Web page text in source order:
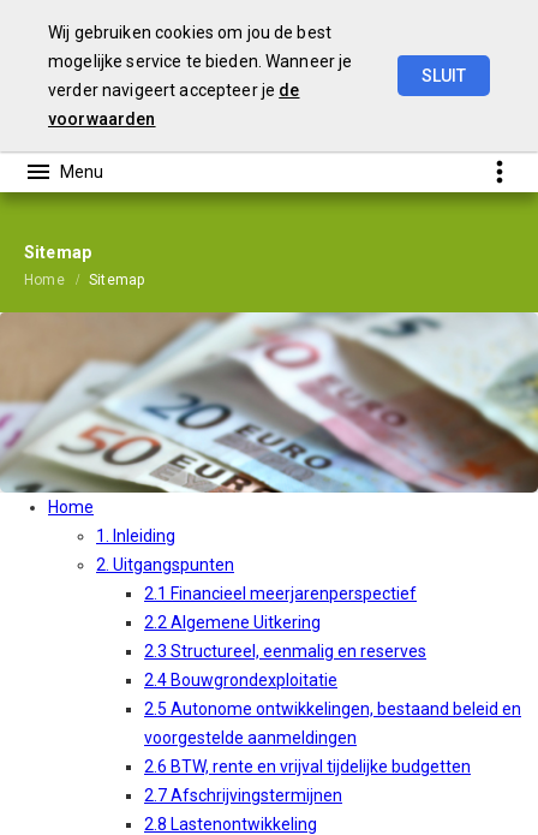
Wij gebruiken cookies om jou de best
mogelijke service te bieden. Wanneer je
verder navigeert accepteer je de
voorwaarden
SLUIT
Sitemap
Home Sitemap
Home
1. Inleiding
2. Uitgangspunten
2.1 Financieel meerjarenperspectief
2.2 Algemene Uitkering
2.3 Structureel, eenmalig en reserves
2.4 Bouwgrondexploitatie
2.5 Autonome ontwikkelingen, bestaand beleid en
voorgestelde aanmeldingen
2.6 BTW, rente en vrijval tijdelijke budgetten
2.7 Afschrijvingstermijnen
2.8 Lastenontwikkeling